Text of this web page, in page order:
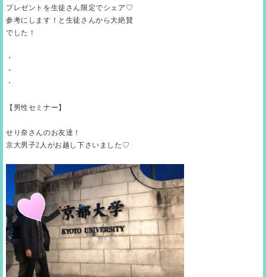
プレゼントを生徒さん限定でシェア♡
参考にします！と生徒さんから大絶賛
でした！
・
・
・
【男性セミナー】
せり奈さんのお友達！
京大男子2人がお越し下さいました♡